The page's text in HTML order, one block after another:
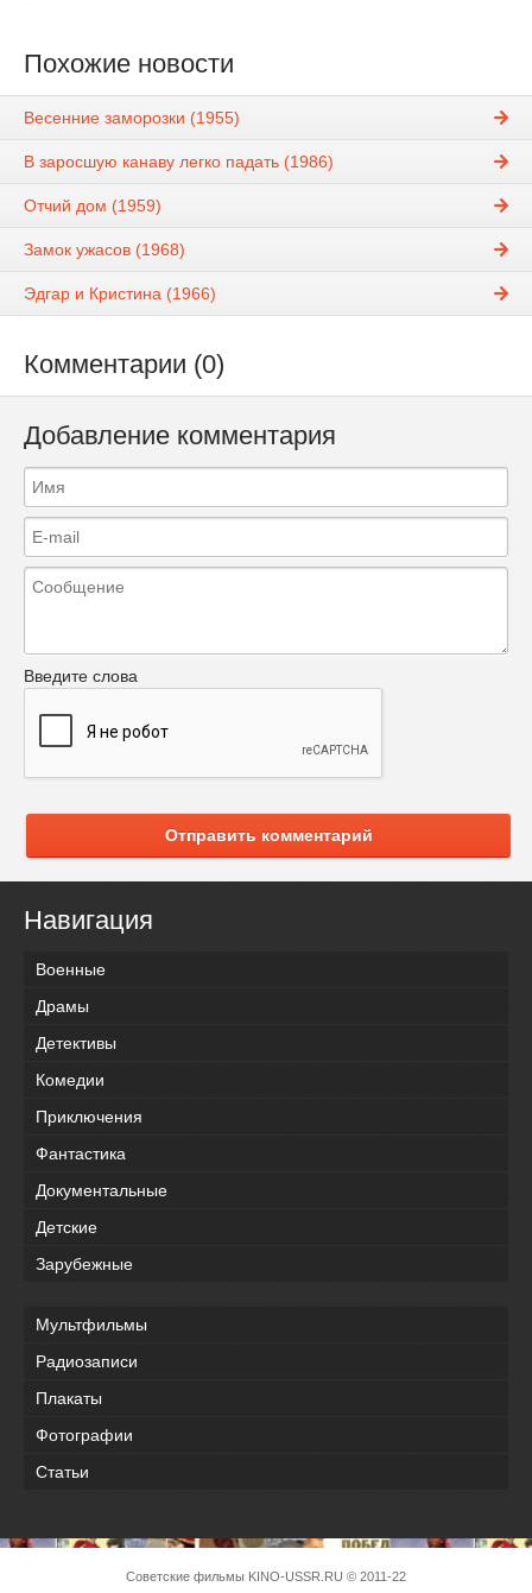
Похожие новости
Весенние заморозки (1955)
В заросшую канаву легко падать (1986)
Отчий дом (1959)
Замок ужасов (1968)
Эдгар и Кристина (1966)
Комментарии (0)
Добавление комментария
Введите слова
Отправить комментарий
Навигация
Военные
Драмы
Детективы
Комедии
Приключения
Фантастика
Документальные
Детские
Зарубежные
Мультфильмы
Радиозаписи
Плакаты
Фотографии
Статьи
Советские фильмы KINO-USSR.RU © 2011-22